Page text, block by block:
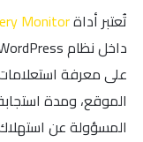
تُعتبر أداةMonitor
على معرفة استعلامات
الموقع، ومدة
المسؤولة عن استهلاك